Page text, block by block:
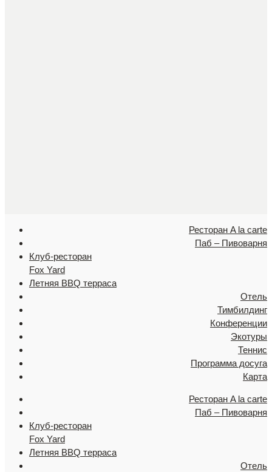
Ресторан A la carte
Паб – Пивоварня
Клуб-ресторан
Fox Yard
Летняя BBQ терраса
Отель
Тимбилдинг
Конференции
Экотуры
Теннис
Программа досуга
Карта
Ресторан A la carte
Паб – Пивоварня
Клуб-ресторан
Fox Yard
Летняя BBQ терраса
Отель